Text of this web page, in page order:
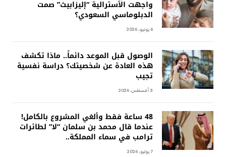
واجهت الأسترالية “إليزابيث” صمت
الدبلوماسي السعودي؟
4 يونيو، 2026
الوصول قبل الموعد دائماً.. ماذا تكشف
هذه العادة عن شخصيتك؟ دراسة نفسية
تجيب
3 أغسطس، 2026
48 ساعة فقط وألغي المشروع بالكامل!
عندما قال محمد بن سلمان “لا” لطائرات
ترامب في سماء المملكة..
7 يوليو، 2026